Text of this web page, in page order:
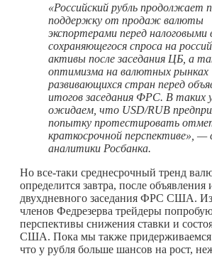
«Российский рубль продолжает
поддержку от продаж валюты
экспортерами перед налоговыми
сохраняющегося спроса на
активы после заседания ЦБ, а
оптимизма на валютных рынках
развивающихся стран перед
итогов заседания ФРС. В таких
ожидаем, что USD/RUB
попытку протестировать
краткосрочной перспективе»,
аналитики Росбанка.
Но все-таки среднесрочный тренд
определится завтра, после объявления
двухдневного заседания ФРС США.
членов Федрезерва трейдеры
перспективы снижения ставки и
США. Пока мы также придерживаемся
что у рубля больше шансов на рост,